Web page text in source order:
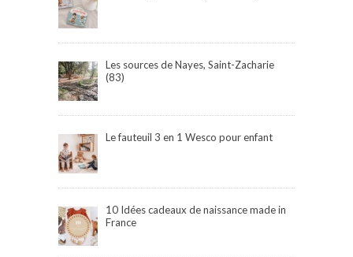
Les sources de Nayes, Saint-Zacharie
(83)
Le fauteuil 3 en 1 Wesco pour enfant
10 Idées cadeaux de naissance made in
France